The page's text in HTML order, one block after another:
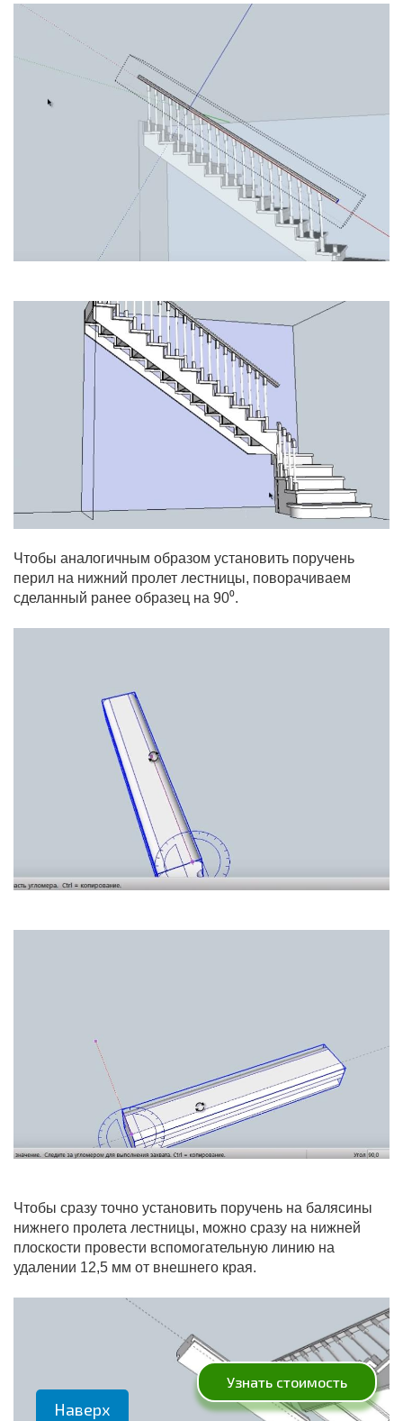
Узнать стоимость
Чтобы аналогичным образом установить поручень
перил на нижний пролет лестницы, поворачиваем
сделанный ранее образец на 90⁰.
Чтобы сразу точно установить поручень на балясины
нижнего пролета лестницы, можно сразу на нижней
плоскости провести вспомогательную линию на
удалении 12,5 мм от внешнего края.
Наверх